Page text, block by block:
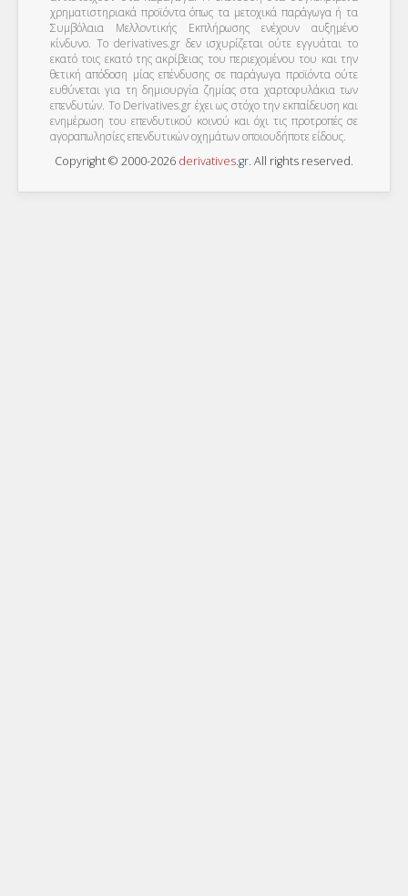
χρηματιστηριακά προϊόντα όπως τα μετοχικά παράγωγα ή τα
Συμβόλαια Μελλοντικής Εκπλήρωσης ενέχουν αυξημένο
κίνδυνο. Το derivatives.gr δεν ισχυρίζεται ούτε εγγυάται το
εκατό τοις εκατό της ακρίβειας του περιεχομένου του και την
θετική απόδοση μίας επένδυσης σε παράγωγα προϊόντα ούτε
ευθύνεται για τη δημιουργία ζημίας στα χαρτοφυλάκια των
επενδυτών. To Derivatives.gr έχει ως στόχο την εκπαίδευση και
ενημέρωση του επενδυτικού κοινού και όχι τις προτροπές σε
αγοραπωλησίες επενδυτικών οχημάτων οποιουδήποτε είδους.
Copyright © 2000-2026 derivatives.gr. All rights reserved.